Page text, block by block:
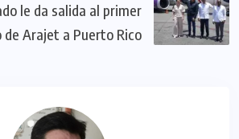
le da salida al primer
de Arajet a Puerto Rico